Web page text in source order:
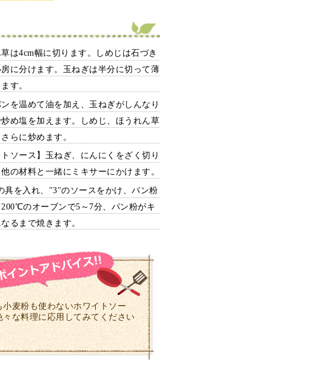
は4cm幅に切ります。しめじは石づき
に分けます。玉ねぎは半分に切って薄
す。
を温めて油を加え、玉ねぎがしんなり
め塩を加えます。しめじ、ほうれん草
らに炒めます。
トソース】玉ねぎ、にんにくをざく切り
の材料と一緒にミキサーにかけます。
具を入れ、"3"のソースをかけ、パン粉
のオーブンで5～7分、パン粉がキ
るまで焼きます。
小麦粉も使わないホワイトソー
々な料理に応用してみてください